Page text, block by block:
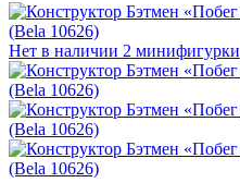
Нет в наличии 2 минифигурки